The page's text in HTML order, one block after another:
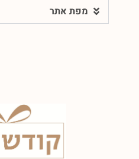
מפת אתר